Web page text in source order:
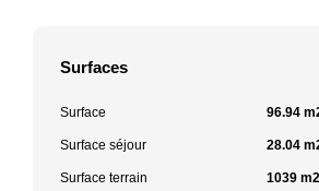
Surfaces
Surface 96.94
Surface séjour 28.04
Surface terrain 1039 m2